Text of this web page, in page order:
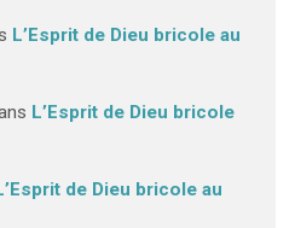
L’Esprit de Dieu bricole au
L’Esprit de Dieu bricole
de Dieu bricole au